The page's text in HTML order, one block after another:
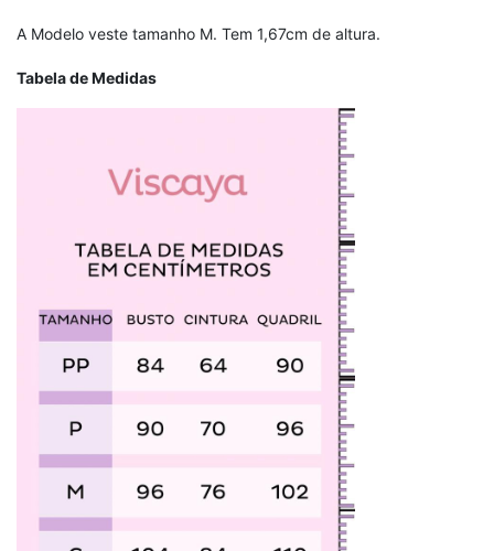
A Modelo veste tamanho M. Tem 1,67cm de altura.
Tabela de Medidas